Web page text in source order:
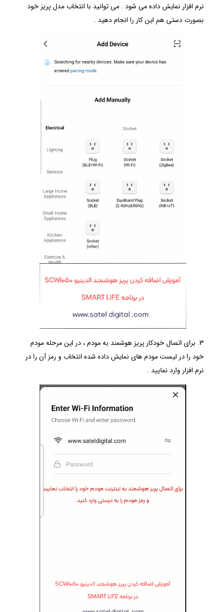
نرم افزار نمایش داده می شود . می توانید با انتخاب مدل پریز خود
بصورت دستی هم این کار را انجام دهید .
3. برای اتصال خودکار پریز هوشمند به مودم ، در این مرحله مودم
خود را در لیست مودم های نمایش داده شده انتخاب و رمز آن را در
نرم افزار وارد نمایید .